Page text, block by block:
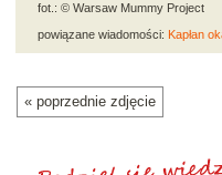
fot.: © Warsaw Mummy Project
powiązane wiadomości: Kapłan
« poprzednie zdjęcie